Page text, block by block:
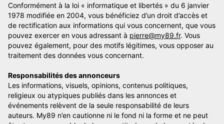
Conformément à la loi « informatique et libertés » du 6 janvier
1978 modifiée en 2004, vous bénéficiez d’un droit d’accès et
de rectification aux informations qui vous concernent, que vous
pouvez exercer en vous adressant à pierre@my89.fr. Vous
pouvez également, pour des motifs légitimes, vous opposer au
traitement des données vous concernant.
Responsabilités des annonceurs
Les informations, visuels, opinions, contenus politiques,
religieux ou atypiques publiés dans les annonces et
événements relèvent de la seule responsabilité de leurs
auteurs. My89 n’en cautionne ni le fond ni la forme et ne peut